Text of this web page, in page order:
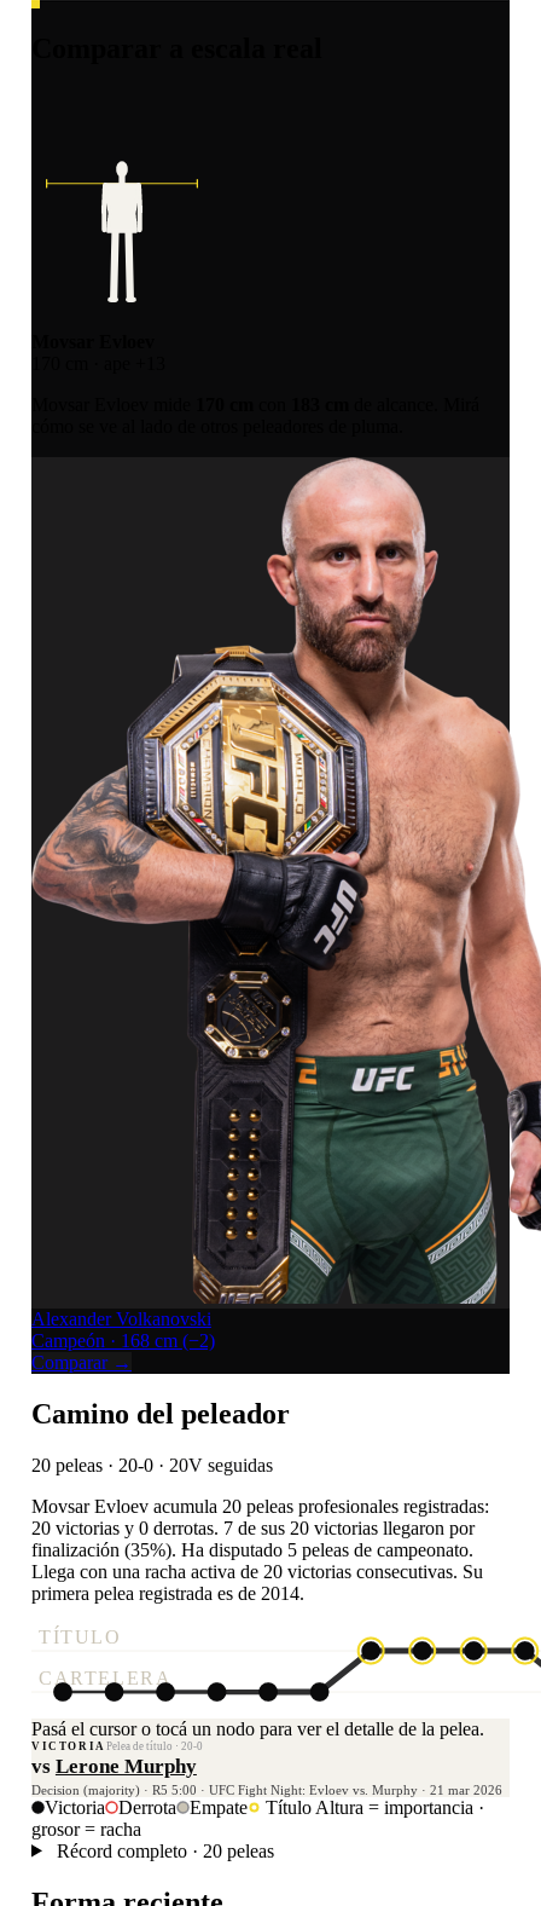
Alexander Volkanovski
Campeón · 168 cm (−2)
Comparar →
Camino del peleador
20 peleas · 20-0· 20V seguidas
Movsar Evloev acumula 20 peleas profesionales registradas:
20 victorias y 0 derrotas. 7 de sus 20 victorias llegaron por
finalización (35%). Ha disputado 5 peleas de campeonato.
Llega con una racha activa de 20 victorias consecutivas. Su
primera pelea registrada es de 2014.
TÍTULO
CARTELERA
Pasá el cursor o tocá un nodo para ver el detalle de la pelea.
VICTORIA Pelea de título · 20-0
vs Lerone Murphy
Decision (majority) · R5 5:00 · UFC Fight Night: Evloev vs. Murphy · 21 mar 2026
Victoria Derrota Empate Título Altura = importancia ·
grosor = racha
Récord completo · 20 peleas